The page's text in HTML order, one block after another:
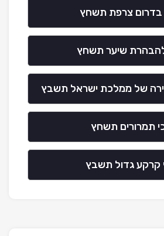
בדרום צרפת תשחץ
להבהרת שיער תשחץ
של ממלכת ישראל תשבץ
תמרורים תשחץ
קרקע גדול תשבץ